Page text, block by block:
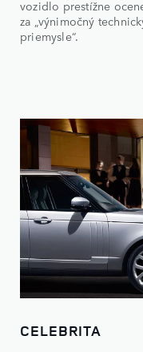
vozidlo prestížne
za „výnimočný
priemysle“.
CELEBRITA